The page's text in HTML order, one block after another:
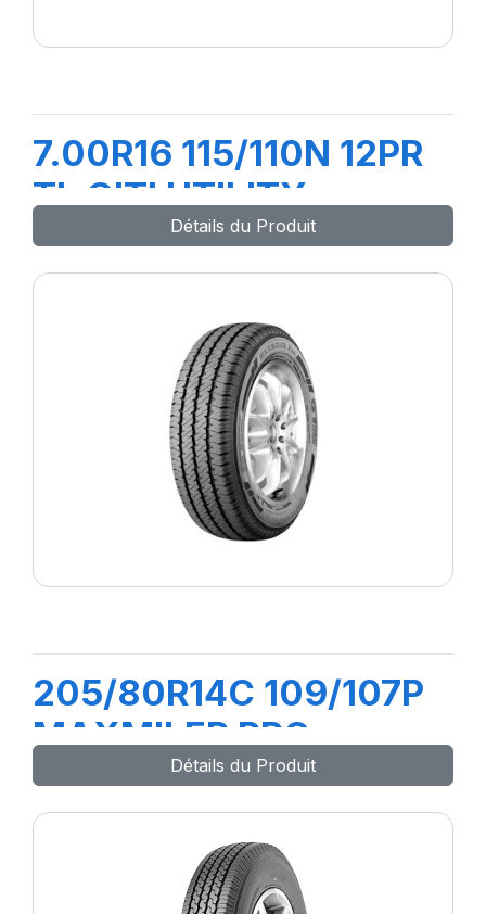
7.00R16 115/110N 12PR
TL GITI UTILITY
668+FLAP+CH
Détails du Produit
205/80R14C 109/107P
MAXMILER PRO
Détails du Produit